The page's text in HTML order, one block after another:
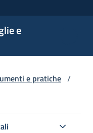
e
e pratiche /